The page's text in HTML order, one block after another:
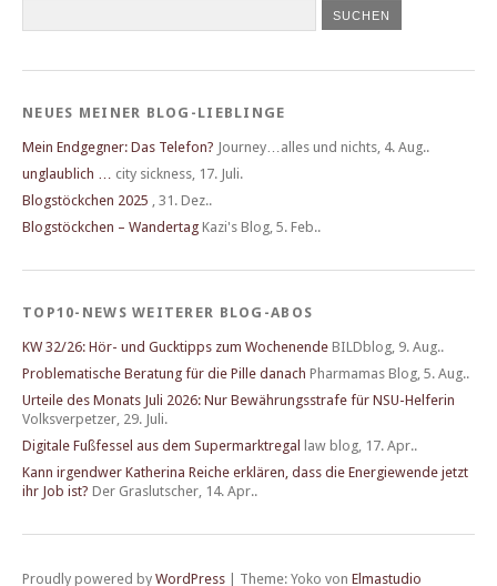
NEUES MEINER BLOG-LIEBLINGE
Mein Endgegner: Das Telefon? Journey…alles und nichts 4. Aug..
unglaublich …
city sickness 17. Juli.
Blogstöckchen 2025
31. Dez..
Blogstöckchen – Wandertag Kazi's Blog 5. Feb..
TOP10-NEWS WEITERER BLOG-ABOS
KW 32/26: Hör- und Gucktipps zum Wochenende BILDblog 9. Aug..
Problematische Beratung für die Pille danach Pharmamas Blog 5. Aug..
Urteile des Monats Juli 2026: Nur Bewährungsstrafe für NSU-Helferin
Volksverpetzer 29. Juli.
Digitale Fußfessel aus dem Supermarktregal
law blog 17. Apr..
Kann irgendwer Katherina Reiche erklären, dass die Energiewende jetzt
ihr Job ist? Der Graslutscher 14. Apr..
Proudly powered by WordPress Theme: Yoko von Elmastudio